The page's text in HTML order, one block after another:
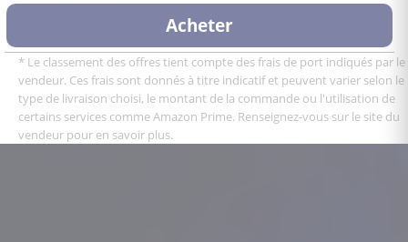
Acheter
* Le classement des offres tient compte des frais de port indiqués par le
vendeur. Ces frais sont donnés à titre indicatif et peuvent varier selon le
type de livraison choisi, le montant de la commande ou l'utilisation de
certains services comme Amazon Prime. Renseignez-vous sur le site du
vendeur pour en savoir plus.